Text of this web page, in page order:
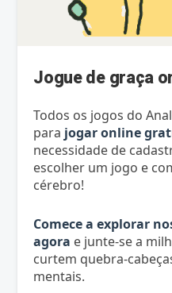
Jogue de graça
Todos os jogos do
para jogar online
necessidade de
escolher um jogo e
cérebro!
Comece a explorar
agora e junte-se a
curtem quebra-
mentais.